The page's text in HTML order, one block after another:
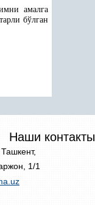
амалга
бўлган
Наши контакты
1/1